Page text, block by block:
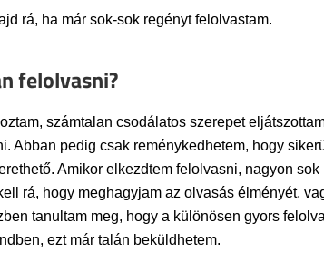
rá, ha már sok-sok regényt felolvastam.
felolvasni?
számtalan csodálatos szerepet
Abban pedig csak reménykedhetem, hogy
Amikor elkezdtem felolvasni, nagyon
rá, hogy meghagyjam az olvasás élményét,
tanultam meg, hogy a különösen gyors
ezt már talán beküldhetem.